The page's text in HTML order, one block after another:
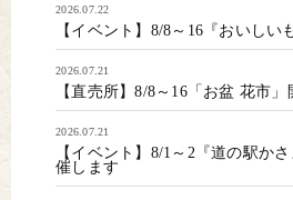
2026.07.22
【イベント】8/8～16『おいしい
2026.07.21
【直売所】8/8～16「お盆 花市」
2026.07.21
【イベント】8/1～2『道の駅か
催します